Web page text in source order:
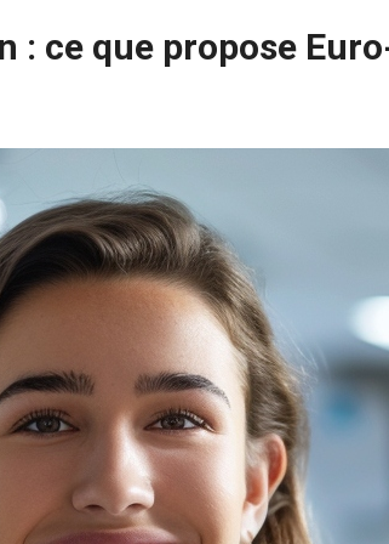
: ce que propose